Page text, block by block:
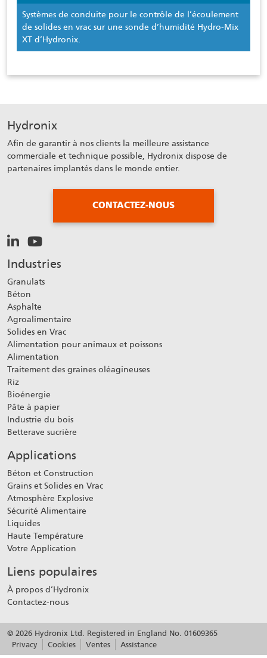
Systèmes de conduite pour le contrôle de l’écoulement
de solides en vrac sur une sonde d’humidité Hydro-Mix
XT d’Hydronix.
Hydronix
Afin de garantir à nos clients la meilleure assistance
commerciale et technique possible, Hydronix dispose de
partenaires implantés dans le monde entier.
CONTACTEZ-NOUS
Industries
Granulats
Béton
Asphalte
Agroalimentaire
Solides en Vrac
Alimentation pour animaux et poissons
Alimentation
Traitement des graines oléagineuses
Riz
Bioénergie
Pâte à papier
Industrie du bois
Betterave sucrière
Applications
Béton et Construction
Grains et Solides en Vrac
Atmosphère Explosive
Sécurité Alimentaire
Liquides
Haute Température
Votre Application
Liens populaires
À propos d’Hydronix
Contactez-nous
© 2026 Hydronix Ltd. Registered in England No. 01609365
Privacy
Cookies Ventes Assistance